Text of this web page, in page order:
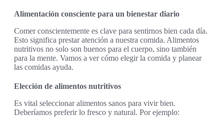
Alimentación consciente para un bienestar diario
Comer conscientemente es clave para sentirnos bien cada día.
Esto significa prestar atención a nuestra comida. Alimentos
nutritivos no solo son buenos para el cuerpo, sino también
para la mente. Vamos a ver cómo elegir la comida y planear
las comidas ayuda.
Elección de alimentos nutritivos
Es vital seleccionar alimentos sanos para vivir bien.
Deberíamos preferir lo fresco y natural. Por ejemplo: